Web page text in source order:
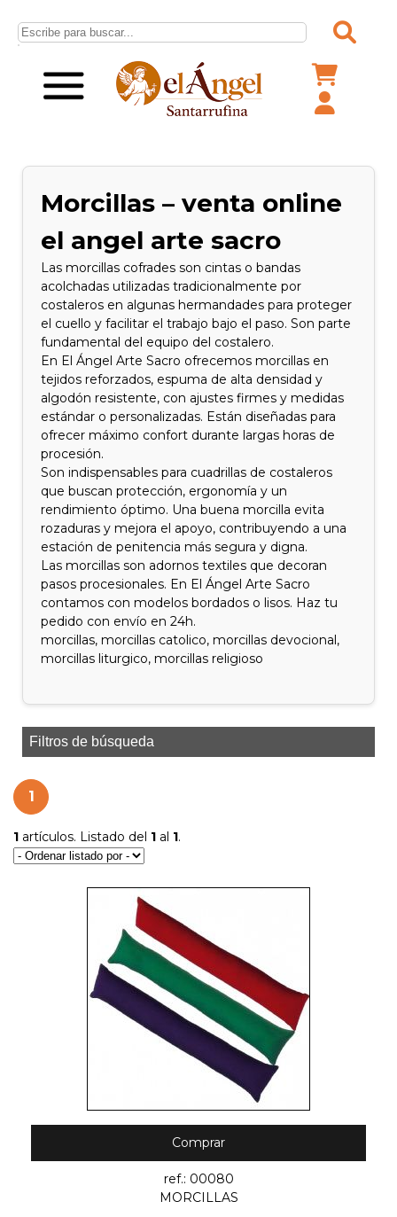
Morcillas – venta online
el angel arte sacro
Las morcillas cofrades son cintas o bandas
acolchadas utilizadas tradicionalmente por
costaleros en algunas hermandades para proteger
el cuello y facilitar el trabajo bajo el paso. Son parte
fundamental del equipo del costalero.
En El Ángel Arte Sacro ofrecemos morcillas en
tejidos reforzados, espuma de alta densidad y
algodón resistente, con ajustes firmes y medidas
estándar o personalizadas. Están diseñadas para
ofrecer máximo confort durante largas horas de
procesión.
Son indispensables para cuadrillas de costaleros
que buscan protección, ergonomía y un
rendimiento óptimo. Una buena morcilla evita
rozaduras y mejora el apoyo, contribuyendo a una
estación de penitencia más segura y digna.
Las morcillas son adornos textiles que decoran
pasos procesionales. En El Ángel Arte Sacro
contamos con modelos bordados o lisos. Haz tu
pedido con envío en 24h.
morcillas, morcillas catolico, morcillas devocional,
morcillas liturgico, morcillas religioso
Filtros de búsqueda
1
1 artículos. Listado del 1 al 1.
Comprar
ref.: 00080
MORCILLAS